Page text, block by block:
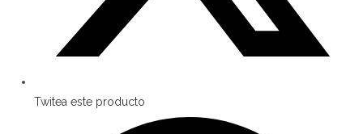
Twitea este producto